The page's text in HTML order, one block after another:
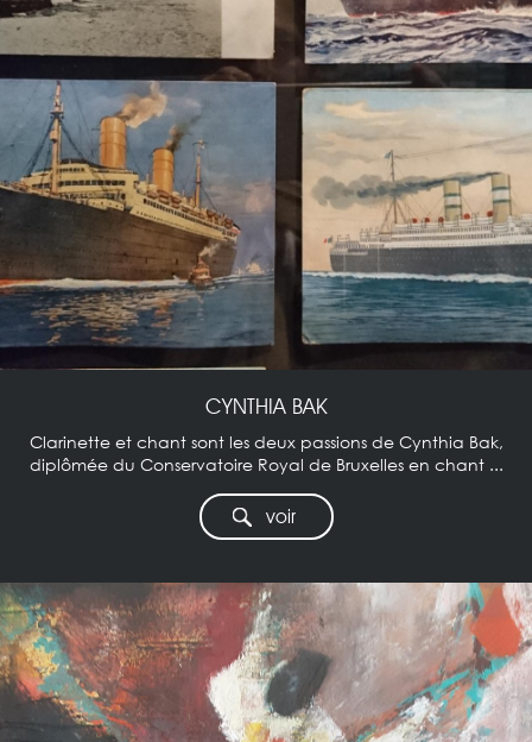
CYNTHIA BAK
Clarinette et chant sont les deux passions de Cynthia Bak,
diplômée du Conservatoire Royal de Bruxelles en chant ...
voir